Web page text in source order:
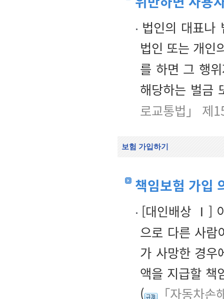
법인의 대표나
법인 또는 개인
를 하면 그 행
해당하는 벌금
로교통법」 제
보험 가입하기
책임보험 가입
[대인배상 Ⅰ ]
으로 다른 사람
가 사망한 경우
액을 지급할 책
(
「자동차